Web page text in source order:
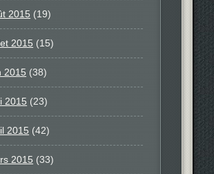
2015 (19)
2015 (15)
2015 (38)
2015 (23)
2015 (42)
2015 (33)